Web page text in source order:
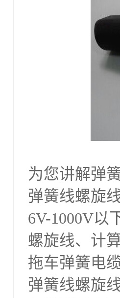
为您讲解弹
弹簧线螺旋
6V-1000V以
螺旋线、计
拖车弹簧电
弹簧线螺旋